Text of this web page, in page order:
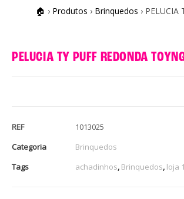
🏠 › Produtos › Brinquedos › PELUCIA
PELUCIA TY PUFF REDONDA
REF
1013025
Categoria
Brinquedos
Tags
achadinhos, Brinquedos, loja